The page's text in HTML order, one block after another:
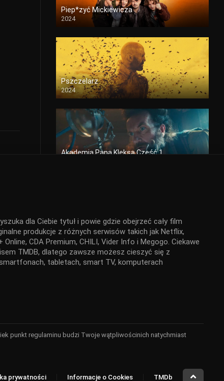
1986 1985 1984
1983 1981 1980
1979 1977 1973
1972 1971 1970
1968
Piep*zyć Mickiewicza
2024
Pszczelarz
2024
Akademia Pana Kleksa Część 1
Tylko nie ty
2023
2026
dla Ciebie tytuł i powie gdzie obejrzeć cały film
produkcje z różnych serwisów takich jak Netflix,
CDA Premium, CHILI, Vider Info i Megogo. Ciekawe
TMDB, dlatego zawsze możesz cieszyć się z
tabletach, smart TV, komputerach
punkt regulaminu budzi Twoje wątpliwościnich natychmiast
prywatności Informacje o Cookies TMDb